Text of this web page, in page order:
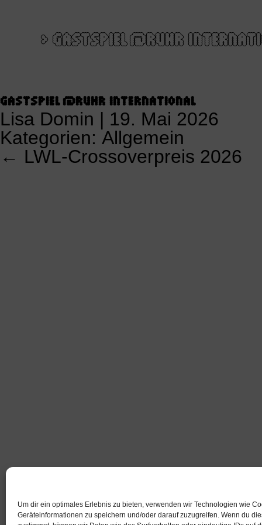
Um dir ein optimales Erlebnis zu bieten, verwenden wir Technologien wie
Geräteinformationen zu speichern und/oder darauf zuzugreifen. Wenn du
> GASTSPIEL @RUHR
GASTSPIEL @RUHR INTERNATIONAL
Lisa Domin | 19. Mai 2026
Kategorien: Allgemein
KALENDERSNAVIGATION
← LWL-Crossoverpreis 2026